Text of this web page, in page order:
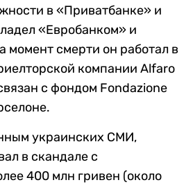
в «Приватбанке» и
«Евробанком» и
смерти он работал в
компании Alfaro
с фондом Fondazione
украинских СМИ,
в скандале с
400 млн гривен (около